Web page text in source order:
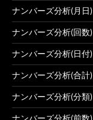
ナンバーズ分析(月日)
ナンバーズ分析(回数)
ナンバーズ分析(日付)
ナンバーズ分析(合計)
ナンバーズ分析(分類)